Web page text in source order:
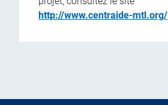
http://www.centraide-mtl.org/